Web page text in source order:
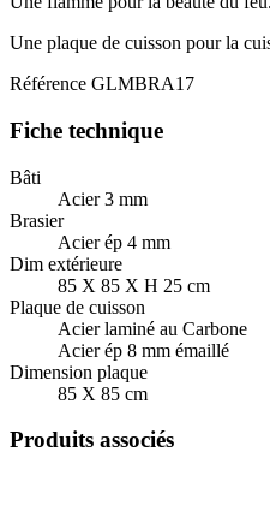
Une plaque de cuisson pour la
Référence GLMBRA17
Fiche technique
Bâti
Acier 3 mm
Brasier
Acier ép 4 mm
Dim extérieure
85 X 85 X H 25 cm
Plaque de cuisson
Acier laminé au Carbone
Acier ép 8 mm émaillé
Dimension plaque
85 X 85 cm
Produits associés